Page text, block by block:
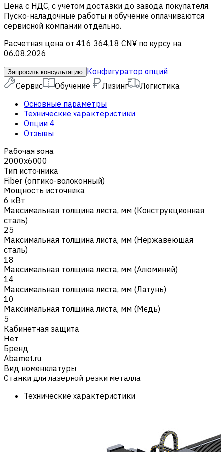
Цена c НДС, с учетом доставки до завода покупателя.
Пуско-наладочные работы и обучение оплачиваются
сервисной компании отдельно.
Расчетная цена от 416 364,18 CN¥ по курсу на
06.08.2026
Запросить консультацию Конфигуратор опций
Сервис
Обучение Лизинг
Логистика
Основные параметры
Технические характеристики
Опции 4
Отзывы
Рабочая зона
2000x6000
Тип источника
Fiber (оптико-волоконный)
Мощность источника
6 кВт
Максимальная толщина листа, мм (Конструкционная
cталь)
25
Максимальная толщина листа, мм (Нержавеющая
сталь)
18
Максимальная толщина листа, мм (Алюминий)
14
Максимальная толщина листа, мм (Латунь)
10
Максимальная толщина листа, мм (Медь)
5
Кабинетная защита
Нет
Бренд
Abamet.ru
Вид номенклатуры
Станки для лазерной резки металла
Технические характеристики